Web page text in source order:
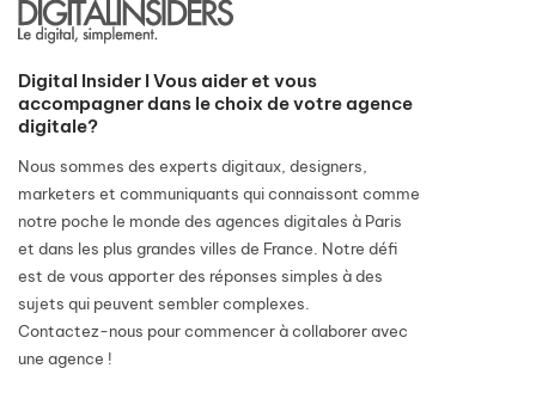
Digital Insider I Vous aider et vous
accompagner dans le choix de votre agence
digitale?
Nous sommes des experts digitaux, designers,
marketers et communiquants qui connaissont comme
notre poche le monde des agences digitales à Paris
et dans les plus grandes villes de France. Notre défi
est de vous apporter des réponses simples à des
sujets qui peuvent sembler complexes.
Contactez-nous pour commencer à collaborer avec
une agence !